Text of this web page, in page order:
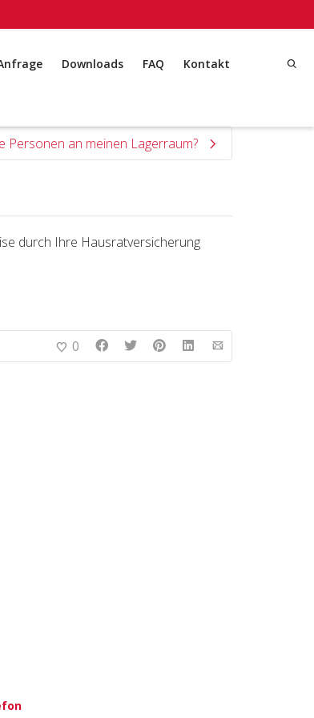
Downloads FAQ Kontakt
Personen an meinen Lagerraum?
durch Ihre Hausratversicherung
0